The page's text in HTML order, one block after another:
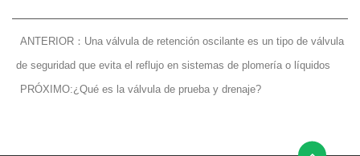
ANTERIOR：Una válvula de retención oscilante es un tipo de válvula
de seguridad que evita el reflujo en sistemas de plomería o líquidos
PRÓXIMO:¿Qué es la válvula de prueba y drenaje?